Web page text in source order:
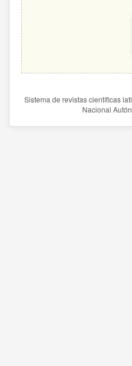
Sistema de revistas científicas
Nacional